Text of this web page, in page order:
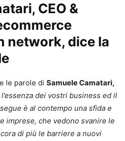
CEO &
network, dice la
le parole di Samuele Camatari,
dei vostri business ed il
è al contempo una sfida e
imprese, che vedono svanire le
di più le barriere a nuovi